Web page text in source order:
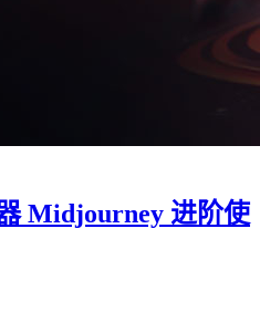
Midjourney 进阶使